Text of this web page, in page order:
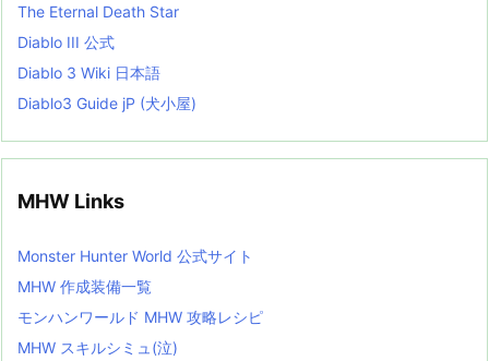
The Eternal Death Star
Diablo III 公式
Diablo 3 Wiki 日本語
Diablo3 Guide jP (犬小屋)
MHW Links
Monster Hunter World 公式サイト
MHW 作成装備一覧
モンハンワールド MHW 攻略レシピ
MHW スキルシミュ(泣)